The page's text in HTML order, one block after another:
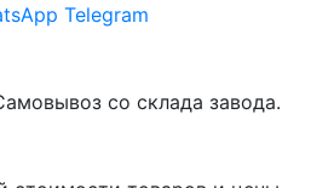
Telegram
со склада завода.